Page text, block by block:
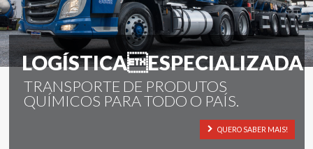
QUERO SABER MAIS!
LOGÍSTICAESPECIALIZADA
TRANSPORTE DE PRODUTOS
QUÍMICOS PARA TODO O PAÍS.